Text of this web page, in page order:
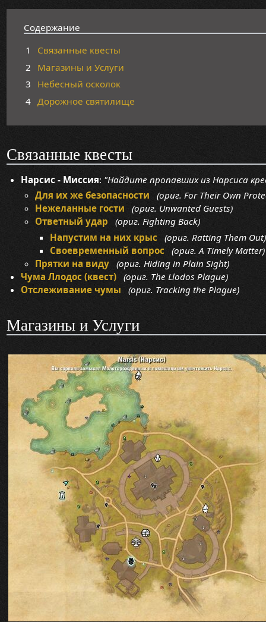
Содержание
1
Связанные квесты
2
Магазины и Услуги
3
Небесный осколок
4
Дорожное святилище
Связанные квесты
Нарсис - Миссия: "Найдите пропавших из Нарсиса
Для их же безопасности
(ориг. For Their Own
Нежеланные гости
(ориг. Unwanted Guests)
Ответный удар
(ориг. Fighting Back)
Напустим на них крыс
(ориг. Ratting Them Out)
Cвоевременный вопрос
(ориг. A Timely Matter)
Прятки на виду (ориг. Hiding in Plain Sight)
Чума Ллодос (квест) (ориг. The Llodos Plague)
Отслеживание чумы
(ориг. Tracking the Plague)
Магазины и Услуги